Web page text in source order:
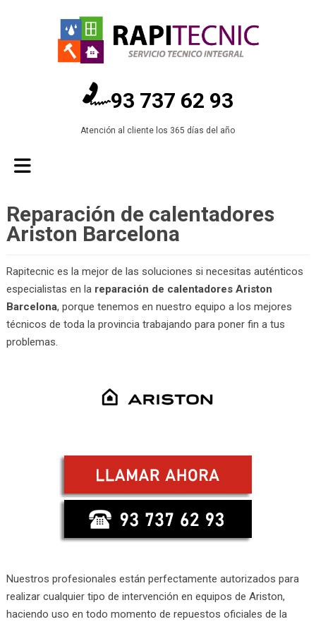
93 737 62 93
Atención al cliente los 365 días del año
Reparación de calentadores
Ariston Barcelona
Rapitecnic es la mejor de las soluciones si necesitas auténticos
especialistas en la reparación de calentadores Ariston
Barcelona, porque tenemos en nuestro equipo a los mejores
técnicos de toda la provincia trabajando para poner fin a tus
problemas.
Nuestros profesionales están perfectamente autorizados para
realizar cualquier tipo de intervención en equipos de Ariston,
haciendo uso en todo momento de repuestos oficiales de la